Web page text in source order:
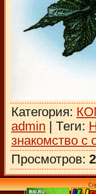
Категория:
admin | Теги:
знакомство
Просмотров: